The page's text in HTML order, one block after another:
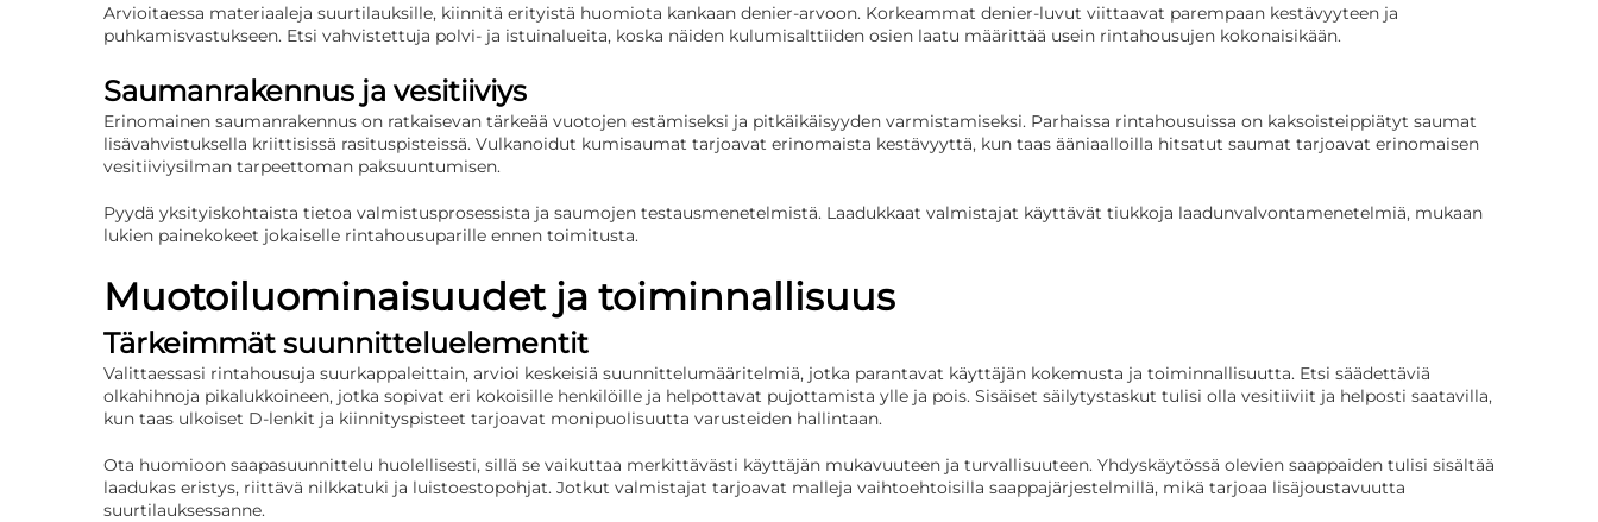
Arvioitaessa materiaaleja suurtilauksille, kiinnitä erityistä huomiota kankaan denier-arvoon. Korkeammat denier-luvut viittaavat parempaan kestävyyteen ja
puhkamisvastukseen. Etsi vahvistettuja polvi- ja istuinalueita, koska näiden kulumisalttiiden osien laatu määrittää usein rintahousujen kokonaisikään.
Saumanrakennus ja vesitiiviys
Erinomainen saumanrakennus on ratkaisevan tärkeää vuotojen estämiseksi ja pitkäikäisyyden varmistamiseksi. Parhaissa rintahousuissa on kaksoisteippiätyt saumat
lisävahvistuksella kriittisissä rasituspisteissä. Vulkanoidut kumisaumat tarjoavat erinomaista kestävyyttä, kun taas ääniaalloilla hitsatut saumat tarjoavat erinomaisen
vesitiiviysilman tarpeettoman paksuuntumisen.
Pyydä yksityiskohtaista tietoa valmistusprosessista ja saumojen testausmenetelmistä. Laadukkaat valmistajat käyttävät tiukkoja laadunvalvontamenetelmiä, mukaan
lukien painekokeet jokaiselle rintahousuparille ennen toimitusta.
Muotoiluominaisuudet ja toiminnallisuus
Tärkeimmät suunnitteluelementit
Valittaessasi rintahousuja suurkappaleittain, arvioi keskeisiä suunnittelumääritelmiä, jotka parantavat käyttäjän kokemusta ja toiminnallisuutta. Etsi säädettäviä
olkahihnoja pikalukkoineen, jotka sopivat eri kokoisille henkilöille ja helpottavat pujottamista ylle ja pois. Sisäiset säilytystaskut tulisi olla vesitiiviit ja helposti saatavilla,
kun taas ulkoiset D-lenkit ja kiinnityspisteet tarjoavat monipuolisuutta varusteiden hallintaan.
Ota huomioon saapasuunnittelu huolellisesti, sillä se vaikuttaa merkittävästi käyttäjän mukavuuteen ja turvallisuuteen. Yhdyskäytössä olevien saappaiden tulisi sisältää
laadukas eristys, riittävä nilkkatuki ja luistoestopohjat. Jotkut valmistajat tarjoavat malleja vaihtoehtoisilla saappajärjestelmillä, mikä tarjoaa lisäjoustavuutta
suurtilauksessanne.